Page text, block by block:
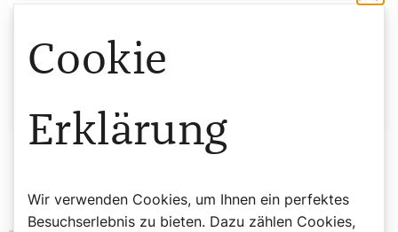
Redaktion
Cookie
Erklärung
Wir verwenden Cookies, um Ihnen ein perfektes
Besuchserlebnis zu bieten. Dazu zählen Cookies,